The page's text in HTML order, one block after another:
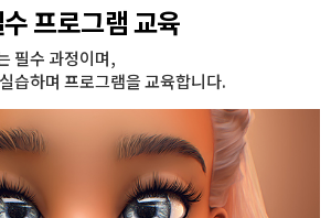
프로그램 교육
필수 과정이며,
습하며 프로그램을 교육합니다.